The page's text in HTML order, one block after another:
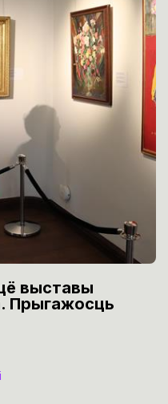
выставы
Прыгажосць